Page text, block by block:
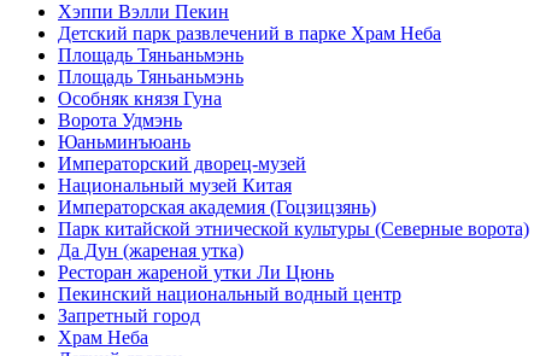
Хэппи Вэлли Пекин
Детский парк развлечений в парке Храм Неба
Площадь Тяньаньмэнь
Площадь Тяньаньмэнь
Особняк князя Гуна
Ворота Удмэнь
Юаньминъюань
Императорский дворец-музей
Национальный музей Китая
Императорская академия (Гоцзицзянь)
Парк китайской этнической культуры (Северные ворота)
Да Дун (жареная утка)
Ресторан жареной утки Ли Цюнь
Пекинский национальный водный центр
Запретный город
Храм Неба